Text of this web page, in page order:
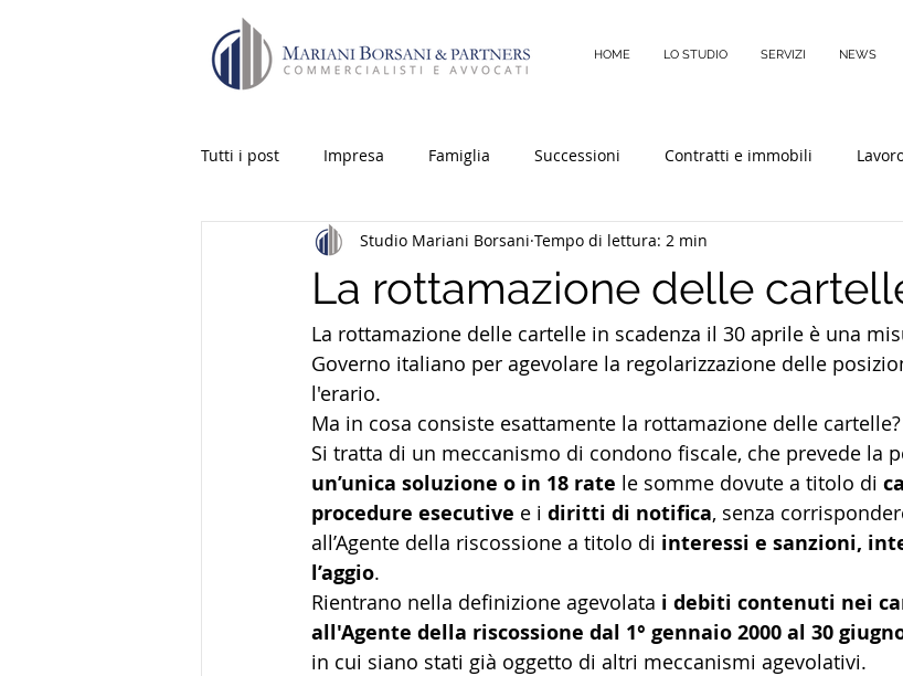
HOME LO STUDIO SERVIZI NEWS
Tutti i post Impresa Famiglia Successioni Contratti e immobili
fisco diritto civile Immobili Diritto Penale
La rottamazione delle
Studio Mariani Borsani Tempo di lettura: 2 min
La rottamazione delle cartelle in scadenza il 30 aprile è una
Governo italiano per agevolare la regolarizzazione delle
l'erario.
Ma in cosa consiste esattamente la rottamazione delle cartelle?
Si tratta di un meccanismo di condono fiscale, che prevede la
un’unica soluzione o in 18 rate le somme dovute a titolo di
procedure esecutive e i diritti di notifica, senza
all’Agente della riscossione a titolo di interessi e sanzioni,
l’aggio.
Rientrano nella definizione agevolata i debiti contenuti nei
all'Agente della riscossione dal 1° gennaio 2000 al 30
in cui siano stati già oggetto di altri meccanismi agevolativi.